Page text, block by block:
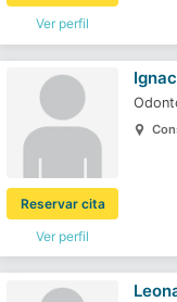
Ver perfil
Ver perfil
Reservar cita